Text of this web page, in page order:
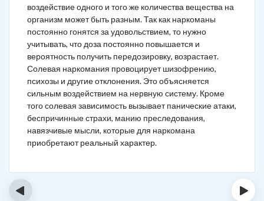
воздействие одного и того же количества вещества на
организм может быть разным. Так как наркоманы
постоянно гонятся за удовольствием, то нужно
учитывать, что доза постоянно повышается и
вероятность получить передозировку, возрастает.
Солевая наркомания провоцирует шизофрению,
психозы и другие отклонения. Это объясняется
сильным воздействием на нервную систему. Кроме
того солевая зависимость вызывает панические атаки,
беспричинные страхи, манию преследования,
навязчивые мысли, которые для наркомана
приобретают реальный характер.
‹ ›